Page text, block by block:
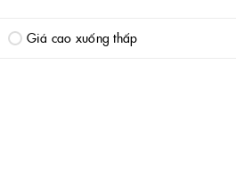
Giá cao xuống thấp